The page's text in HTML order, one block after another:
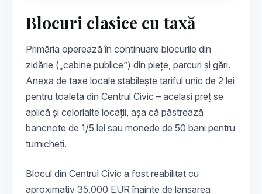
Blocuri clasice cu taxă
Primăria operează în continuare blocurile din
zidărie („cabine publice”) din piețe, parcuri și gări.
Anexa de taxe locale stabilește tariful unic de 2 lei
pentru toaleta din Centrul Civic – același preț se
aplică și celorlalte locații, așa că păstrează
bancnote de 1/5 lei sau monede de 50 bani pentru
turnicheți.
Blocul din Centrul Civic a fost reabilitat cu
aproximativ 35.000 EUR înainte de lansarea